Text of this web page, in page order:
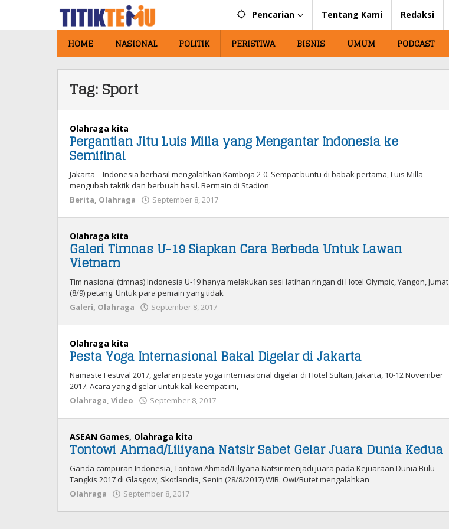
konten
Pencarian Tentang Kami Redaksi
HOME NASIONAL POLITIK PERISTIWA BISNIS UMUM PODCAST
Tag:Sport
Olahraga kita
Pergantian Jitu Luis Milla yang Mengantar Indonesia ke
Semifinal
Jakarta – Indonesia berhasil mengalahkan Kamboja 2-0. Sempat buntu di babak pertama, Luis Milla
mengubah taktik dan berbuah hasil. Bermain di Stadion
Berita, Olahraga September 8, 2017
Olahraga kita
Galeri Timnas U-19 Siapkan Cara Berbeda Untuk Lawan
Vietnam
Tim nasional (timnas) Indonesia U-19 hanya melakukan sesi latihan ringan di Hotel Olympic, Yangon, Jumat
(8/9) petang. Untuk para pemain yang tidak
Galeri, Olahraga September 8, 2017
Olahraga kita
Pesta Yoga Internasional Bakal Digelar di Jakarta
Namaste Festival 2017, gelaran pesta yoga internasional digelar di Hotel Sultan, Jakarta, 10-12 November
2017. Acara yang digelar untuk kali keempat ini,
Olahraga, Video September 8, 2017
ASEAN Games, Olahraga kita
Tontowi Ahmad/Liliyana Natsir Sabet Gelar Juara Dunia Kedua
Ganda campuran Indonesia, Tontowi Ahmad/Liliyana Natsir menjadi juara pada Kejuaraan Dunia Bulu
Tangkis 2017 di Glasgow, Skotlandia, Senin (28/8/2017) WIB. Owi/Butet mengalahkan
Olahraga
September 8, 2017